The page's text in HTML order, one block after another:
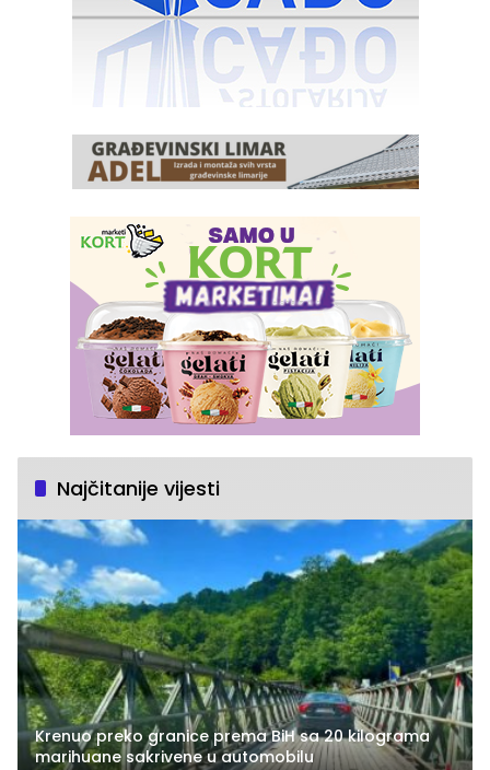
Najčitanije vijesti
Krenuo preko granice prema BiH sa 20 kilograma
marihuane sakrivene u automobilu